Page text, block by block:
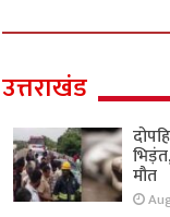
उत्तराखंड
मौत